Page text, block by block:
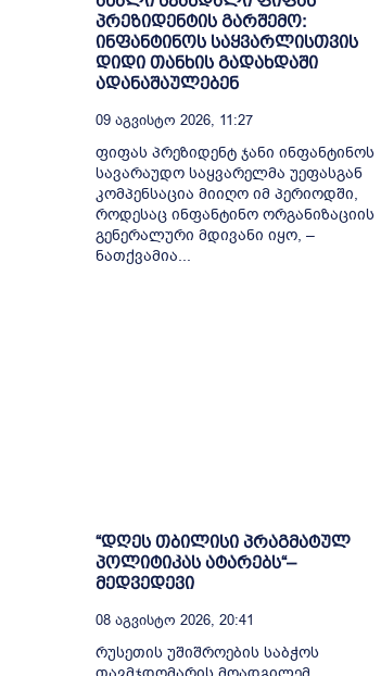
პრეზიდენტის გარშემო:
ინფანტინოს საყვარლისთვის
დიდი თანხის გადახდაში
ადანაშაულებენ
09 Აგვისტო 2026, 11:27
ფიფას პრეზიდენტ ჯანი ინფანტინოს
სავარაუდო საყვარელმა უეფასგან
კომპენსაცია მიიღო იმ პერიოდში,
როდესაც ინფანტინო ორგანიზაციის
გენერალური მდივანი იყო, –
ნათქვამია...
“დღეს თბილისი პრაგმატულ
პოლიტიკას ატარებს“–
მედვედევი
08 Აგვისტო 2026, 20:41
რუსეთის უშიშროების საბჭოს